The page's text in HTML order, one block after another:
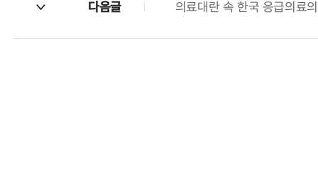
다음글 의료대란 속 한국 응급의료